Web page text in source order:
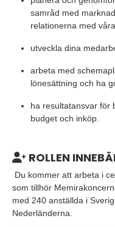
samråd med
relationerna med
utveckla dina
arbeta med
lönesättning och ha
ha resultatansvar för
budget och inköp.
ROLLEN
Du kommer att arbeta i
som tillhör
med 240 anställda i
Nederländerna.